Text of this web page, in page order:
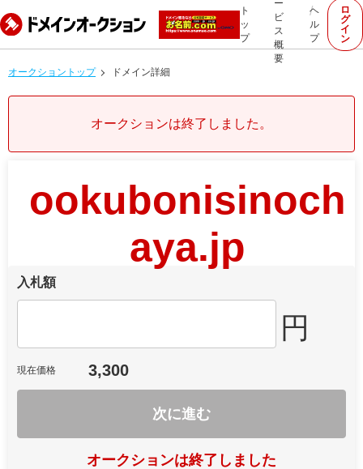
ト
ッ
プ
ー
ビ
ス
概
要
ヘ
ル
プ
ロ
グ
イ
ン
オークショントップ ドメイン詳細
オークションは終了しました。
ookubonisinoch
aya.jp
入札額
円
現在価格 3,300
次に進む
オークションは終了しました